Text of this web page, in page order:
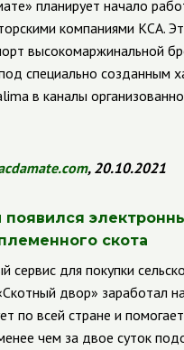
планирует начало
компаниями КСА.
высокомаржинальной
специально созданным
в каналы
, 20.10.2021
появился
скота
сервис для покупки
двор» заработал
по всей стране и
чем за двое суток